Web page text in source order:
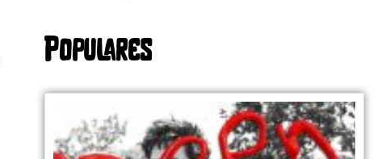
Populares